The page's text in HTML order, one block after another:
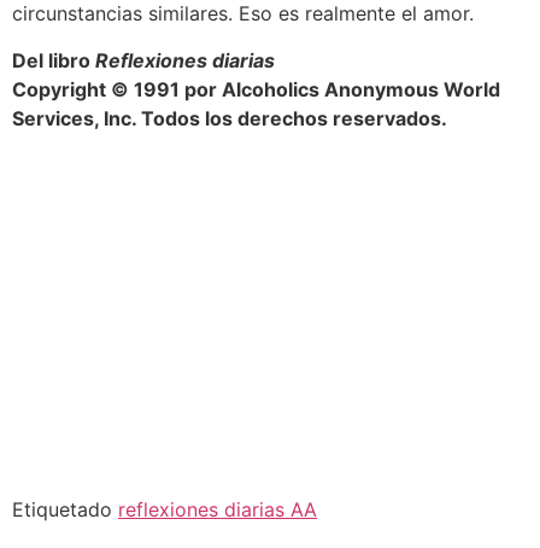
circunstancias similares. Eso es realmente el amor.
Del libro Reflexiones diarias
Copyright © 1991 por Alcoholics Anonymous World
Services, Inc. Todos los derechos reservados.
Etiquetado reflexiones diarias AA